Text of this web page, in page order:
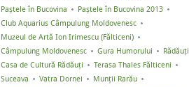
Paștele în Bucovina
Paștele în Bucovina 2013
Club Aquarius Câmpulung Moldovenesc
Muzeul de Artă Ion Irimescu (Fălticeni)
Câmpulung Moldovenesc
Gura Humorului
Rădăuți
Casa de Cultură Rădăuți
Terasa Thales Fălticeni
Suceava
Vatra Dornei
Munții Rarău